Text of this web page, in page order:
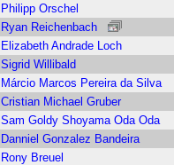
Philipp Orschel
Ryan Reichenbach
Elizabeth Andrade Loch
Sigrid Willibald
Márcio Marcos Pereira da Silva
Cristian Michael Gruber
Sam Goldy Shoyama Oda Oda
Danniel Gonzalez Bandeira
Rony Breuel